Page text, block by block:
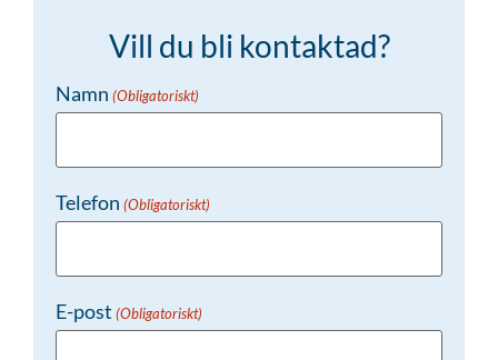
Vill du bli kontaktad?
Namn (Obligatoriskt)
Telefon (Obligatoriskt)
E-post (Obligatoriskt)